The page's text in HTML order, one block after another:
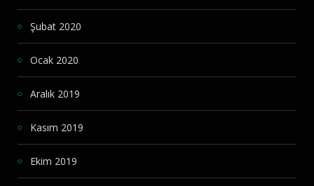
Şubat 2020
Ocak 2020
Aralık 2019
Kasım 2019
Ekim 2019